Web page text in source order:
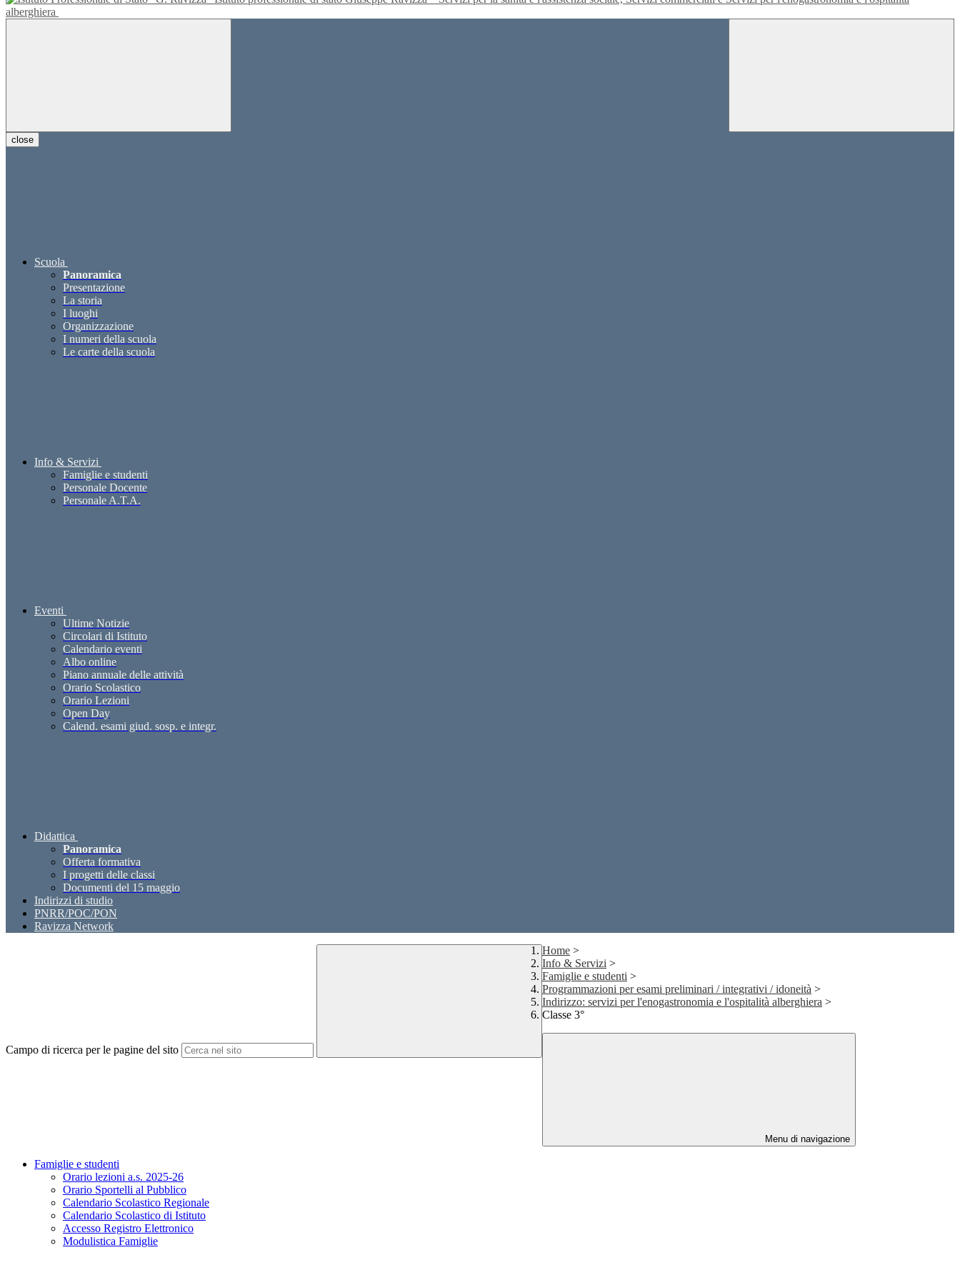
alberghiera
close
Scuola
Panoramica
Presentazione
La storia
I luoghi
Organizzazione
I numeri della scuola
Le carte della scuola
Info & Servizi
Famiglie e studenti
Personale Docente
Personale A.T.A.
Eventi
Ultime Notizie
Circolari di Istituto
Calendario eventi
Albo online
Piano annuale delle attività
Orario Scolastico
Orario Lezioni
Open Day
Calend. esami giud. sosp. e integr.
Didattica
Panoramica
Offerta formativa
I progetti delle classi
Documenti del 15 maggio
Indirizzi di studio
PNRR/POC/PON
Ravizza Network
Campo di ricerca per le pagine del sito
Home >
Info & Servizi >
Famiglie e studenti >
Programmazioni per esami preliminari / integrativi / idoneità >
Indirizzo: servizi per l'enogastronomia e l'ospitalità alberghiera >
Classe 3°
Menu di navigazione
Famiglie e studenti
Orario lezioni a.s. 2025-26
Orario Sportelli al Pubblico
Calendario Scolastico Regionale
Calendario Scolastico di Istituto
Accesso Registro Elettronico
Modulistica Famiglie